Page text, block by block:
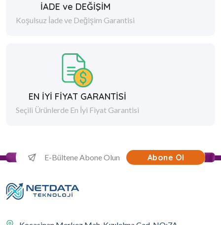
İADE ve DEĞİŞİM
Koşulsuz İade ve Değişim Garantisi
EN İYİ FİYAT GARANTİSİ
Seçili Ürünlerde En İyi Fiyat Garantisi
Abone Ol